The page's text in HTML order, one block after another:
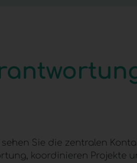
Sie die zentralen
koordinieren Projekte